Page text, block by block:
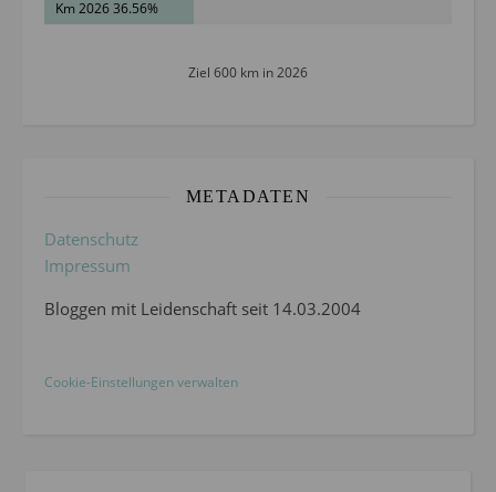
Km 2026 36.56%
Ziel 600 km in 2026
METADATEN
Datenschutz
Impressum
Bloggen mit Leidenschaft seit 14.03.2004
Cookie-Einstellungen verwalten